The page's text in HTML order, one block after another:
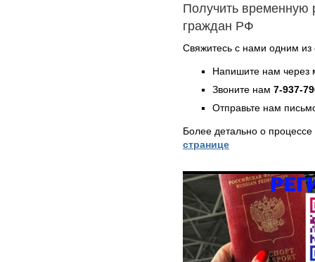
Получить временную
граждан РФ
Свяжитесь с нами одним
Напишите нам через
Звоните нам 7-937-
Отправьте нам
Более детально о
странице